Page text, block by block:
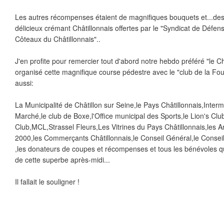
Les autres récompenses étaient de magnifiques bouquets
délicieux crémant Châtillonnais offertes par le "Syndicat de
Côteaux du Châtillonnais"..
J'en profite pour remercier tout d'abord notre hebdo préféré "le
organisé cette magnifique course pédestre avec le "club de la
aussi:
La Municipalité de Châtillon sur Seine,le Pays
Marché,le club de Boxe,l'Office municipal des Sports,le Lion's
Club,MCL,Strassel Fleurs,Les Vitrines du Pays Châtillonnais,les
2000,les Commerçants Châtillonnais,le Conseil Général,le
,les donateurs de coupes et récompenses et tous les bénévoles
de cette superbe après-midi...
Il fallait le souligner !